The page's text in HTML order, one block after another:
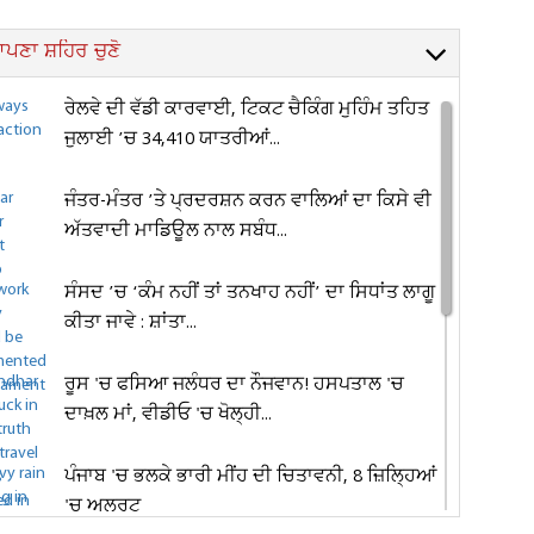
ਸ਼ਹਿਰ ਚੁਣੋ
ਰੇਲਵੇ ਦੀ ਵੱਡੀ ਕਾਰਵਾਈ, ਟਿਕਟ ਚੈਕਿੰਗ ਮੁਹਿੰਮ ਤਹਿਤ
ਜੁਲਾਈ ’ਚ 34,410 ਯਾਤਰੀਆਂ...
ਜੰਤਰ-ਮੰਤਰ ’ਤੇ ਪ੍ਰਦਰਸ਼ਨ ਕਰਨ ਵਾਲਿਆਂ ਦਾ ਕਿਸੇ ਵੀ
ਅੱਤਵਾਦੀ ਮਾਡਿਊਲ ਨਾਲ ਸਬੰਧ...
ਸੰਸਦ ’ਚ ‘ਕੰਮ ਨਹੀਂ ਤਾਂ ਤਨਖਾਹ ਨਹੀਂ’ ਦਾ ਸਿਧਾਂਤ ਲਾਗੂ
ਕੀਤਾ ਜਾਵੇ : ਸ਼ਾਂਤਾ...
ਰੂਸ 'ਚ ਫਸਿਆ ਜਲੰਧਰ ਦਾ ਨੌਜਵਾਨ! ਹਸਪਤਾਲ 'ਚ
ਦਾਖ਼ਲ ਮਾਂ, ਵੀਡੀਓ 'ਚ ਖੋਲ੍ਹੀ...
ਪੰਜਾਬ 'ਚ ਭਲਕੇ ਭਾਰੀ ਮੀਂਹ ਦੀ ਚਿਤਾਵਨੀ, 8 ਜ਼ਿਲ੍ਹਿਆਂ
'ਚ ਅਲਰਟ